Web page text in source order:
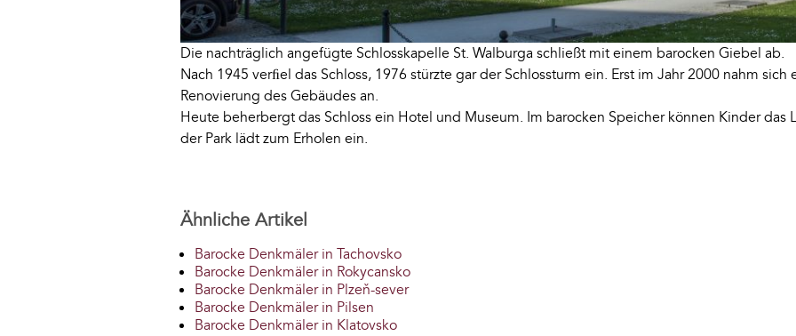
Die nachträglich angefügte Schlosskapelle St. Walburga schließt mit einem barocken Giebel ab.
Nach 1945 verﬁel das Schloss, 1976 stürzte gar der Schlossturm ein. Erst im Jahr 2000 nahm
Renovierung des Gebäudes an.
Heute beherbergt das Schloss ein Hotel und Museum. Im barocken Speicher können Kinder das
der Park lädt zum Erholen ein.
Ähnliche Artikel
Barocke Denkmäler in Tachovsko
Barocke Denkmäler in Rokycansko
Barocke Denkmäler in Plzeň-sever
Barocke Denkmäler in Pilsen
Barocke Denkmäler in Klatovsko